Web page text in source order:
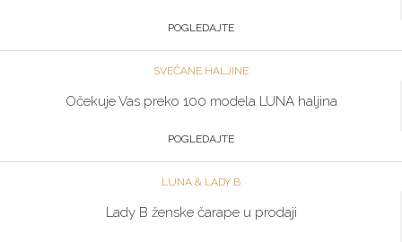
POGLEDAJTE
SVEČANE HALJINE
Očekuje Vas preko 100 modela LUNA haljina
POGLEDAJTE
LUNA & LADY B
Lady B ženske čarape u prodaji